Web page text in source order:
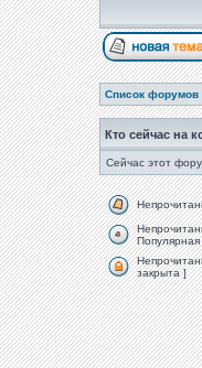
Список форумов
Кто сейчас на
Сейчас этот
закрыта ]